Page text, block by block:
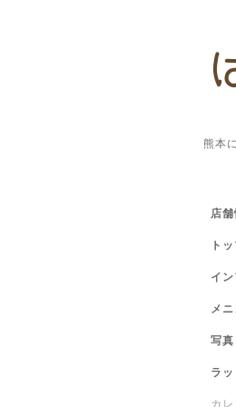
熊本
店舗
ト
イ
メ
写真
ラ
カ